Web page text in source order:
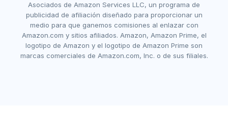
Asociados de Amazon Services LLC, un programa de
publicidad de afiliación diseñado para proporcionar un
medio para que ganemos comisiones al enlazar con
Amazon.com y sitios afiliados. Amazon, Amazon Prime, el
logotipo de Amazon y el logotipo de Amazon Prime son
marcas comerciales de Amazon.com, Inc. o de sus filiales.